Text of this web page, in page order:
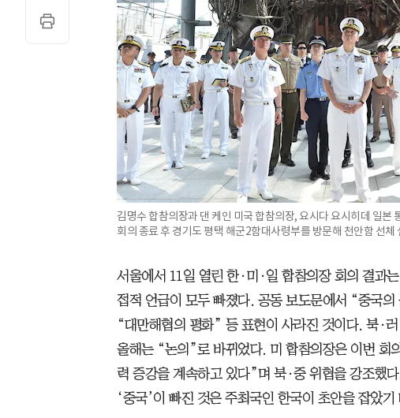
김명수 합참의장과 댄 케인 미국 합참의장, 요시다 요시히데 일
회의 종료 후 경기도 평택 해군2함대사령부를 방문해 천안함 선체
서울에서 11일 열린 한·미·일 합참의장 회의 결과
접적 언급이 모두 빠졌다. 공동 보도문에서 “중국
“대만해협의 평화” 등 표현이 사라진 것이다. 북·
올해는 “논의”로 바뀌었다. 미 합참의장은 이번 회
력 증강을 계속하고 있다”며 북·중 위협을 강조했
‘중국’이 빠진 것은 주최국인 한국이 초안을 잡았